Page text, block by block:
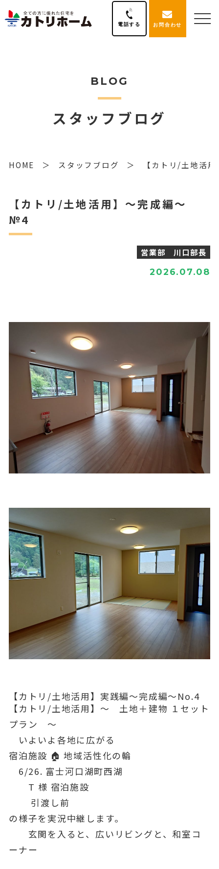
電話する お問合わせ
BLOG
スタッフブログ
HOME スタッフブログ 【カトリ/土地活
【カトリ/土地活用】～完成編～
№4
営業部 川口部長
2026.07.08
【カトリ/土地活用】実践編～完成編〜No.4
【カトリ/土地活用】〜 土地＋建物 １セット
プラン 〜
いよいよ各地に広がる
宿泊施設 🏠 地域活性化の輪
6/26. 富士河口湖町西湖
T 様 宿泊施設
引渡し前
の様子を実況中継します。
玄関を入ると、広いリビングと、和室コ
ーナー